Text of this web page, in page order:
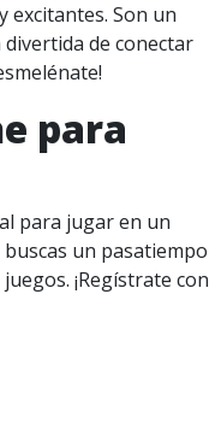
excitantes. Son un
de conectar
para
para jugar en un
un pasatiempo
¡Regístrate con